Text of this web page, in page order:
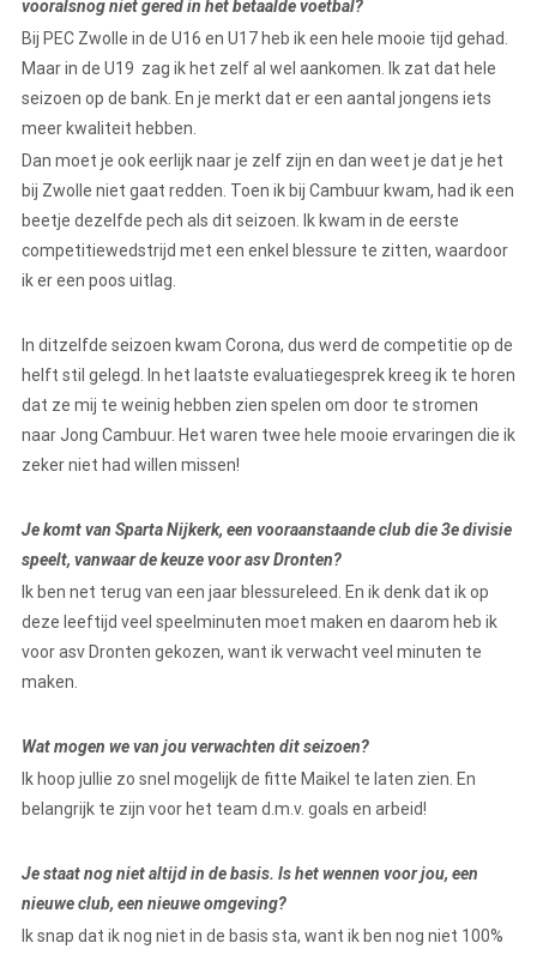
vooralsnog niet gered in het betaalde voetbal?
Bij PEC Zwolle in de U16 en U17 heb ik een hele mooie tijd gehad.
Maar in de U19 zag ik het zelf al wel aankomen. Ik zat dat hele
seizoen op de bank. En je merkt dat er een aantal jongens iets
meer kwaliteit hebben.
Dan moet je ook eerlijk naar je zelf zijn en dan weet je dat je het
bij Zwolle niet gaat redden. Toen ik bij Cambuur kwam, had ik een
beetje dezelfde pech als dit seizoen. Ik kwam in de eerste
competitiewedstrijd met een enkel blessure te zitten, waardoor
ik er een poos uitlag.
In ditzelfde seizoen kwam Corona, dus werd de competitie op de
helft stil gelegd. In het laatste evaluatiegesprek kreeg ik te horen
dat ze mij te weinig hebben zien spelen om door te stromen
naar Jong Cambuur. Het waren twee hele mooie ervaringen die ik
zeker niet had willen missen!
Je komt van Sparta Nijkerk, een vooraanstaande club die 3e divisie
speelt, vanwaar de keuze voor asv Dronten?
Ik ben net terug van een jaar blessureleed. En ik denk dat ik op
deze leeftijd veel speelminuten moet maken en daarom heb ik
voor asv Dronten gekozen, want ik verwacht veel minuten te
maken.
Wat mogen we van jou verwachten dit seizoen?
Ik hoop jullie zo snel mogelijk de fitte Maikel te laten zien. En
belangrijk te zijn voor het team d.m.v. goals en arbeid!
Je staat nog niet altijd in de basis. Is het wennen voor jou, een
nieuwe club, een nieuwe omgeving?
Ik snap dat ik nog niet in de basis sta, want ik ben nog niet 100%